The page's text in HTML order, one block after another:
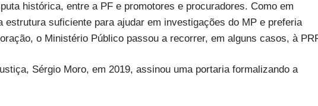
histórica, entre a PF e promotores e procuradores. Como em
suficiente para ajudar em investigações do MP e preferia
o Ministério Público passou a recorrer, em alguns casos, à
Sérgio Moro, em 2019, assinou uma portaria formalizando a